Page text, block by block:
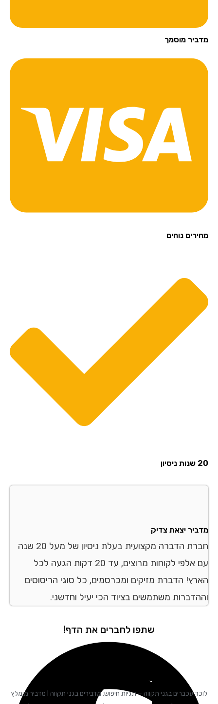
מדביר מוסמך
מחירים נוחים
20 שנות ניסיון
מדביר יצאת צדיק
חברת הדברה מקצועית בעלת ניסיון של מעל 20 שנה
עם אלפי לקוחות מרוצים, עד 20 דקות הגעה לכל
הארץ! הדברת מזיקים ומכרסמים, כל סוגי הריסוסים
וההדברות משתמשים בציוד הכי יעיל וחדשני.
שתפו לחברים את הדף!
לוכד עכברים בגני תקווה – תגיות חיפוש: מדבירים בגני תקווה I מדביר מומלץ